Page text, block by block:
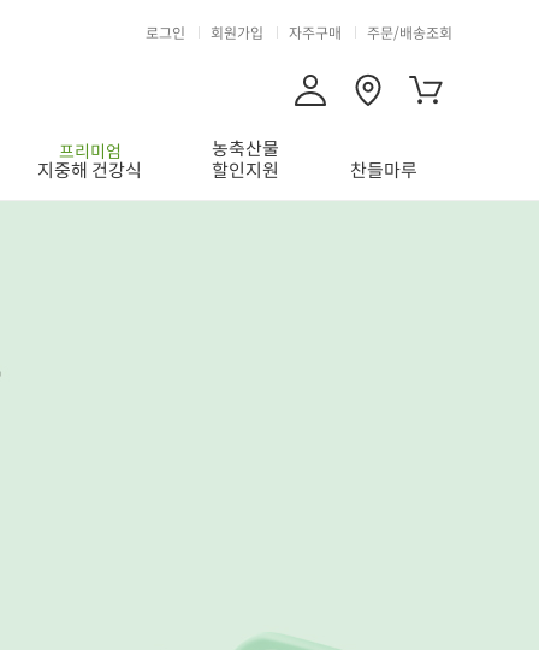
로그인 회원가입 자주구매 주문/배송조회
프리미엄
지중해 건강식
농축산물
할인지원
찬들마루